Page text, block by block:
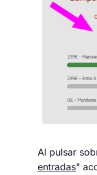
Al pulsar
entradas"